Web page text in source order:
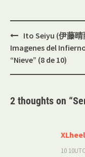
Post
navigation
Ito Seiyu (伊藤晴
Imagenes del
“Nieve” (8 de 10)
2 thoughts on “
XLheel
10